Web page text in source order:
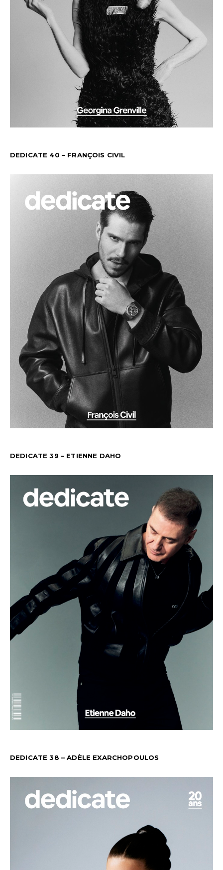
DEDICATE 40 – FRANÇOIS CIVIL
DEDICATE 39 – ETIENNE DAHO
DEDICATE 38 – ADÈLE EXARCHOPOULOS